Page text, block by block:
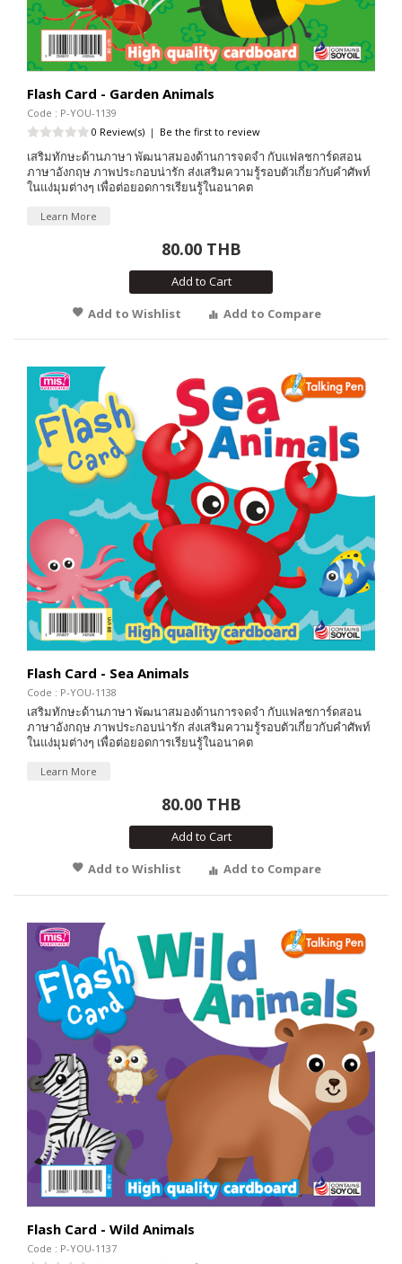
Flash Card - Garden Animals
Code : P-YOU-1139
0 Review(s) | Be the first to review
เสริมทักษะด้านภาษา พัฒนาสมองด้านการจดจำ กับแฟลชการ์ดสอน
ภาษาอังกฤษ ภาพประกอบน่ารัก ส่งเสริมความรู้รอบตัวเกี่ยวกับคำศัพท์
ในแง่มุมต่างๆ เพื่อต่อยอดการเรียนรู้ในอนาคต
Learn More
80.00 THB
Add to Cart
Add to Wishlist
Add to Compare
Flash Card - Sea Animals
Code : P-YOU-1138
เสริมทักษะด้านภาษา พัฒนาสมองด้านการจดจำ กับแฟลชการ์ดสอน
ภาษาอังกฤษ ภาพประกอบน่ารัก ส่งเสริมความรู้รอบตัวเกี่ยวกับคำศัพท์
ในแง่มุมต่างๆ เพื่อต่อยอดการเรียนรู้ในอนาคต
Learn More
80.00 THB
Add to Cart
Add to Wishlist
Add to Compare
Flash Card - Wild Animals
Code : P-YOU-1137